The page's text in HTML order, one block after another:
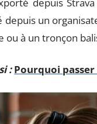
depuis un
ou à un tronçon
: Pourquoi passer